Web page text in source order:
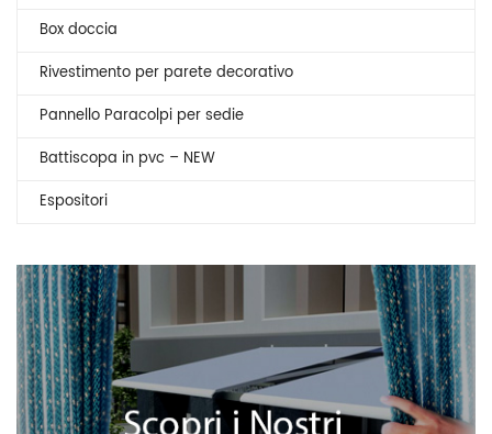
Box doccia
Rivestimento per parete decorativo
Pannello Paracolpi per sedie
Battiscopa in pvc – NEW
Espositori